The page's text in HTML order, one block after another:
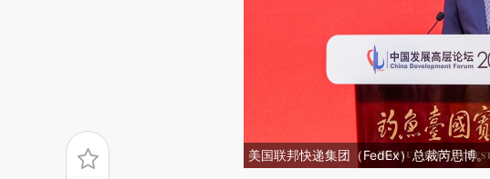
美国联邦快递集团（FedEx）总裁芮思博。